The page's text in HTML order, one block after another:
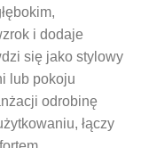
i dodaje
się jako stylowy
lub pokoju
odrobinę
łączy